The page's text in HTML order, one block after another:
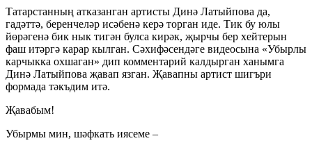
Татарстанның атказанган артисты Динә Латыйпова да,
гадәттә, беренчеләр исәбенә керә торган иде. Тик бу юлы
йөрәгенә бик нык тигән булса кирәк, җырчы бер хейтерын
фаш итәргә карар кылган. Сәхифәсендәге видеосына «Убырлы
карчыкка охшаган» дип комментарий калдырган ханымга
Динә Латыйпова җавап язган. Җавапны артист шигъри
формада тәкъдим итә.
Җавабым!
Убырмы мин, шәфкать иясеме –